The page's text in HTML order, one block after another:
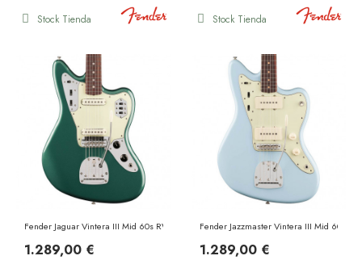
Stock Tienda Stock Tienda
Fender Jaguar Vintera III Mid 60s RW Sherwood Green Metallic
1.289,00 €
Fender Jazzmaster Vintera III Mid 60s
1.289,00 €